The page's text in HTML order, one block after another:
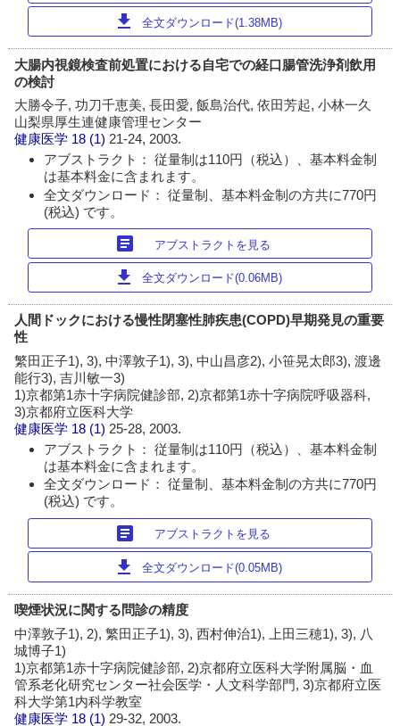
download 全文ダウンロード(1.38MB)
大腸内視鏡検査前処置における自宅での経口腸管洗浄剤飲用
の検討
大勝令子, 功刀千恵美, 長田愛, 飯島治代, 依田芳起, 小林一久
山梨県厚生連健康管理センター
健康医学 18 (1) 21-24, 2003.
アブストラクト： 従量制は110円（税込）、基本料金制
は基本料金に含まれます。
全文ダウンロード： 従量制、基本料金制の方共に770円
(税込) です。
article アブストラクトを見る
download 全文ダウンロード(0.06MB)
人間ドックにおける慢性閉塞性肺疾患(COPD)早期発見の重要
性
繁田正子1), 3), 中澤敦子1), 3), 中山昌彦2), 小笹晃太郎3), 渡邊
能行3), 吉川敏一3)
1)京都第1赤十字病院健診部, 2)京都第1赤十字病院呼吸器科,
3)京都府立医科大学
健康医学 18 (1) 25-28, 2003.
アブストラクト： 従量制は110円（税込）、基本料金制
は基本料金に含まれます。
全文ダウンロード： 従量制、基本料金制の方共に770円
(税込) です。
article アブストラクトを見る
download 全文ダウンロード(0.05MB)
喫煙状況に関する問診の精度
中澤敦子1), 2), 繁田正子1), 3), 西村伸治1), 上田三穂1), 3), 八
城博子1)
1)京都第1赤十字病院健診部, 2)京都府立医科大学附属脳・血
管系老化研究センター社会医学・人文科学部門, 3)京都府立医
科大学第1内科学教室
健康医学 18 (1) 29-32, 2003.